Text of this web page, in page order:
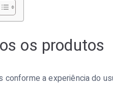
os produtos
a experiência do